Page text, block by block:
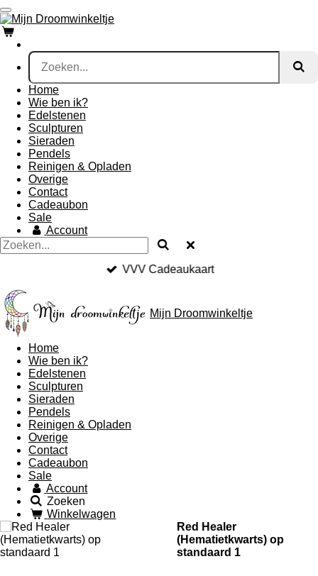
Ga
direct
naar
de
hoofdinhoud
Home
Wie ben ik?
Edelstenen
Sculpturen
Sieraden
Pendels
Reinigen & Opladen
Overige
Contact
Cadeaubon
Sale
Account
VVV Cadeaukaart
Mijn Droomwinkeltje
Home
Wie ben ik?
Edelstenen
Sculpturen
Sieraden
Pendels
Reinigen & Opladen
Overige
Contact
Cadeaubon
Sale
Account
Zoeken
Winkelwagen
Red Healer
(Hematietkwarts) op
standaard 1